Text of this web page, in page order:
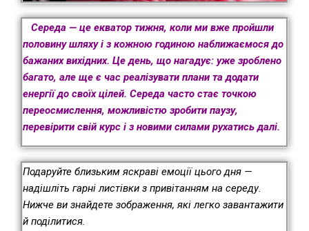
Середа — це екватор тижня, коли ми вже пройшли
половину шляху і з кожною годиною наближаємося до
бажаних вихідних. Це день, що нагадує: уже зроблено
багато, але ще є час реалізувати плани та додати
енергії до своїх цілей. Середа часто стає точкою
переосмислення, можливістю зробити паузу,
перевірити свій курс і з новими силами рухатись далі.
Подаруйте близьким яскраві емоції цього дня —
надішліть гарні листівки з привітанням на середу.
Нижче ви знайдете зображення, які легко завантажити
й поділитися.